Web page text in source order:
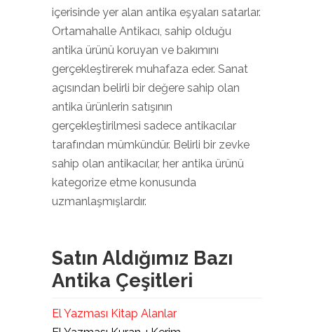
içerisinde yer alan antika eşyaları satarlar.
Ortamahalle Antikacı, sahip olduğu
antika ürünü koruyan ve bakımını
gerçekleştirerek muhafaza eder. Sanat
açısından belirli bir değere sahip olan
antika ürünlerin satışının
gerçekleştirilmesi sadece antikacılar
tarafından mümkündür. Belirli bir zevke
sahip olan antikacılar, her antika ürünü
kategorize etme konusunda
uzmanlaşmışlardır.
Satın Aldığımız Bazı
Antika Çeşitleri
El Yazması Kitap Alanlar